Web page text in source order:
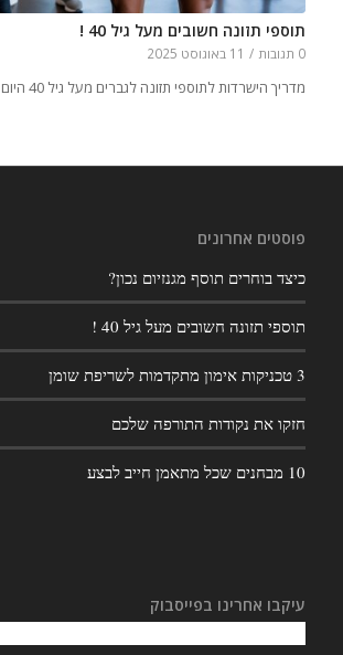
תוספי תזונה חשובים מעל גיל 40 !
0 תגובות / 11 באוגוסט 2025
מדריך הישרדות לתוספי תזונה לגברים מעל גיל 40 היום כבר יודעים…
פוסטים אחרונים
כיצד בוחרים תוסף מגנזיום נכון?
תוספי תזונה חשובים מעל גיל 40 !
3 טכניקות אימון מתקדמות לשריפת שומן
חזקו את נקודות התורפה שלכם
10 מבחנים שכל מתאמן חייב לבצע
עיקבו אחרינו בפייסבוק